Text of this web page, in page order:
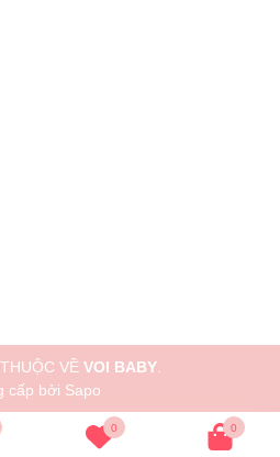
0 0
VỀ VOI BABY.
cấp bởi Sapo